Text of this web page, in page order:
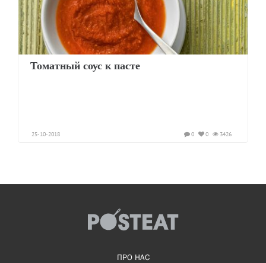
Томатный соус к пасте
25-10-2018 3426
0
0
ПРО НАС